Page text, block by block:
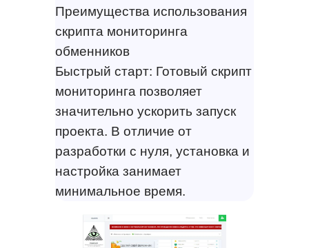
Преимущества использования
скрипта мониторинга
обменников
Быстрый старт: Готовый скрипт
мониторинга позволяет
значительно ускорить запуск
проекта. В отличие от
разработки с нуля, установка и
настройка занимает
минимальное время.